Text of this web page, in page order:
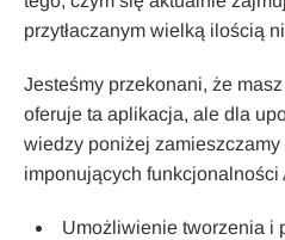
przytłaczanym wielką ilością
Jesteśmy przekonani, że
oferuje ta aplikacja, ale dla
wiedzy poniżej
imponujących funkcjonalności
Umożliwienie tworzenia i